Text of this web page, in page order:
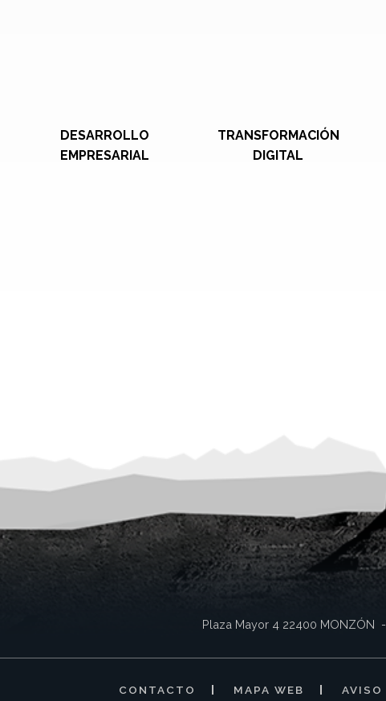
DESARROLLO
EMPRESARIAL
TRANSFORMACIÓN
DIGITAL
Plaza Mayor 4 22400 MONZÓN
CONTACTO MAPA WEB AVISO